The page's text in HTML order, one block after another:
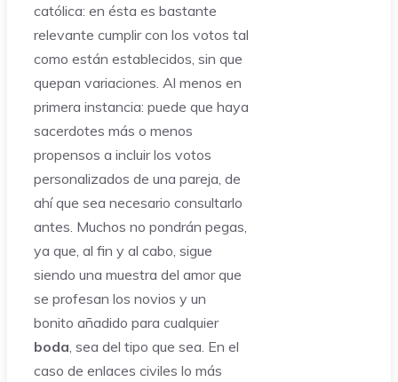
católica: en ésta es bastante
relevante cumplir con los votos tal
como están establecidos, sin que
quepan variaciones. Al menos en
primera instancia: puede que haya
sacerdotes más o menos
propensos a incluir los votos
personalizados de una pareja, de
ahí que sea necesario consultarlo
antes. Muchos no pondrán pegas,
ya que, al fin y al cabo, sigue
siendo una muestra del amor que
se profesan los novios y un
bonito añadido para cualquier
boda , sea del tipo que sea. En el
caso de enlaces civiles lo más